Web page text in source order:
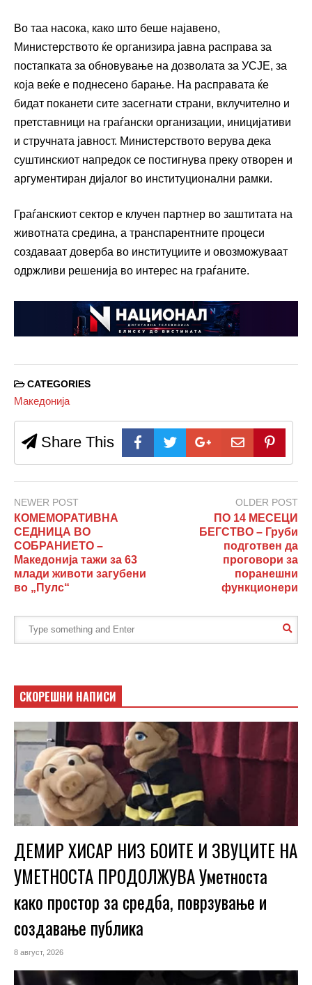
Во таа насока, како што беше најавено,
Министерството ќе организира јавна расправа за
постапката за обновување на дозволата за УСЈЕ, за
која веќе е поднесено барање. На расправата ќе
бидат поканети сите засегнати страни, вклучително и
претставници на граѓански организации, иницијативи
и стручната јавност. Министерството верува дека
суштинскиот напредок се постигнува преку отворен и
аргументиран дијалог во институционални рамки.
Граѓанскиот сектор е клучен партнер во заштитата на
животната средина, а транспарентните процеси
создаваат доверба во институциите и овозможуваат
одржливи решенија во интерес на граѓаните.
CATEGORIES
Македонија
Share This
NEWER POST
КОМЕМОРАТИВНА
СЕДНИЦА ВО
СОБРАНИЕТО –
Македонија тажи за 63
млади животи загубени
во „Пулс“
OLDER POST
ПО 14 МЕСЕЦИ
БЕГСТВО – Груби
подготвен да
проговори за
поранешни
функционери
СКОРЕШНИ НАПИСИ
ДЕМИР ХИСАР НИЗ БОИТЕ И ЗВУЦИТЕ НА
УМЕТНОСТА ПРОДОЛЖУВА Уметноста
како простор за средба, поврзување и
создавање публика
8 август, 2026